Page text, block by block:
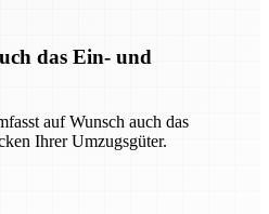
das Ein- und
auf Wunsch auch das
Ihrer Umzugsgüter.